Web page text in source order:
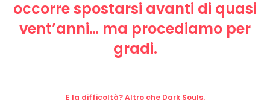
occorre spostarsi avanti di quasi
vent’anni… ma procediamo per
gradi.
E la difficoltà? Altro che Dark Souls.